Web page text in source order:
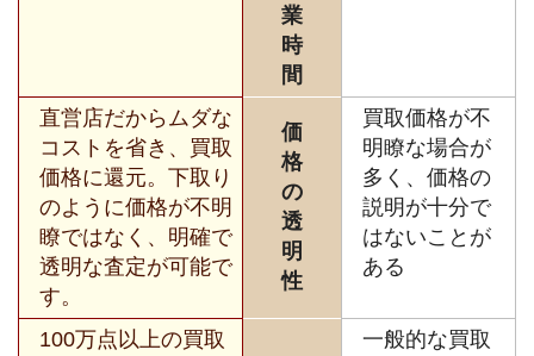
業
時
間
直営店だからムダな
コストを省き、買取
価格に還元。下取り
のように価格が不明
瞭ではなく、明確で
透明な査定が可能で
す。
価
格
の
透
明
性
買取価格が不
明瞭な場合が
多く、価格の
説明が十分で
はないことが
ある
100万点以上の買取
一般的な買取